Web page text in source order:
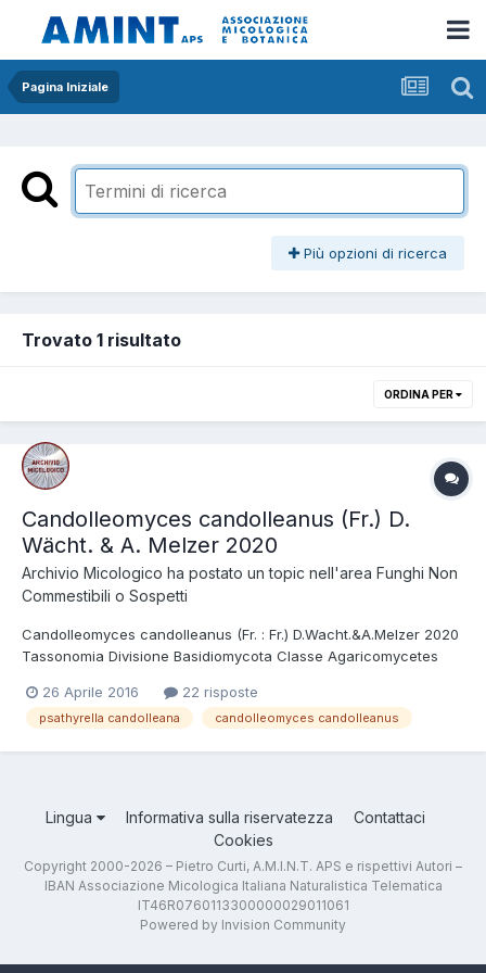
Pagina Iniziale
Più opzioni di ricerca
Trovato 1 risultato
ORDINA PER
Candolleomyces candolleanus (Fr.) D.
Wächt. & A. Melzer 2020
Archivio Micologico ha postato un topic nell'area Funghi Non
Commestibili o Sospetti
Candolleomyces candolleanus (Fr. : Fr.) D.Wacht.&A.Melzer 2020
Tassonomia Divisione Basidiomycota Classe Agaricomycetes
candolleana (Fr. : Fr.) Maire 1937 Etimologia L'epiteto
Candolleomyces è una parola com...
26 Aprile 2016 22 risposte
psathyrella candolleana candolleomyces candolleanus
Lingua Informativa sulla riservatezza
Contattaci
Cookies
Copyright 2000-2026 – Pietro Curti, A.M.I.N.T. APS e rispettivi Autori –
IBAN Associazione Micologica Italiana Naturalistica Telematica
IT46R0760113300000029011061
Powered by Invision Community